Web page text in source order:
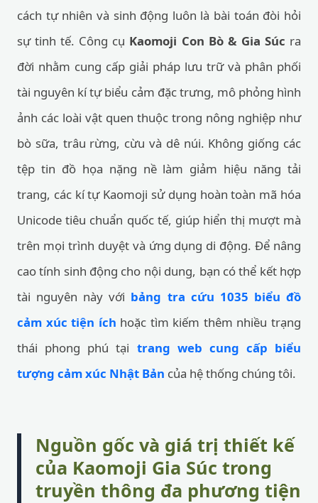
cách tự nhiên và sinh động luôn là bài toán đòi hỏi
sự tinh tế. Công cụ Kaomoji Con Bò & Gia Súc ra
đời nhằm cung cấp giải pháp lưu trữ và phân phối
tài nguyên kí tự biểu cảm đặc trưng, mô phỏng hình
ảnh các loài vật quen thuộc trong nông nghiệp như
bò sữa, trâu rừng, cừu và dê núi. Không giống các
tệp tin đồ họa nặng nề làm giảm hiệu năng tải
trang, các kí tự Kaomoji sử dụng hoàn toàn mã hóa
Unicode tiêu chuẩn quốc tế, giúp hiển thị mượt mà
trên mọi trình duyệt và ứng dụng di động. Để nâng
cao tính sinh động cho nội dung, bạn có thể kết hợp
tài nguyên này với bảng tra cứu 1035 biểu đồ
cảm xúc tiện ích hoặc tìm kiếm thêm nhiều trạng
thái phong phú tại trang web cung cấp biểu
tượng cảm xúc Nhật Bản của hệ thống chúng tôi.
Nguồn gốc và giá trị thiết kế
của Kaomoji Gia Súc trong
truyền thông đa phương tiện